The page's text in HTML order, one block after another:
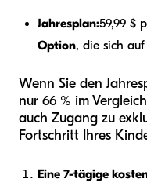
Jahresplan:59,99 $
Option, die sich
Wenn Sie den
nur 66 % im
auch Zugang zu
Fortschritt Ihres
Eine 7-tägige